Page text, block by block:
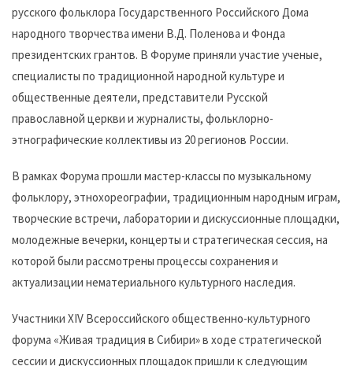
русского фольклора Государственного Российского Дома
народного творчества имени В.Д. Поленова и Фонда
президентских грантов. В Форуме приняли участие ученые,
специалисты по традиционной народной культуре и
общественные деятели, представители Русской
православной церкви и журналисты, фольклорно-
этнографические коллективы из 20 регионов России.
В рамках Форума прошли мастер-классы по музыкальному
фольклору, этнохореографии, традиционным народным играм,
творческие встречи, лаборатории и дискуссионные площадки,
молодежные вечерки, концерты и стратегическая сессия, на
которой были рассмотрены процессы сохранения и
актуализации нематериального культурного наследия.
Участники XIV Всероссийского общественно-культурного
форума «Живая традиция в Сибири» в ходе стратегической
сессии и дискуссионных площадок пришли к следующим